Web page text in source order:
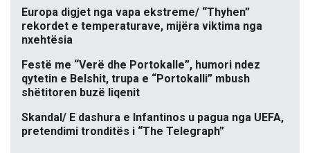
Europa digjet nga vapa ekstreme/ “Thyhen”
rekordet e temperaturave, mijëra viktima nga
nxehtësia
Festë me “Verë dhe Portokalle”, humori ndez
qytetin e Belshit, trupa e “Portokalli” mbush
shëtitoren buzë liqenit
Skandal/ E dashura e Infantinos u pagua nga UEFA,
pretendimi tronditës i “The Telegraph”